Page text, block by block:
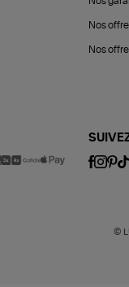
Nos
Nos
©